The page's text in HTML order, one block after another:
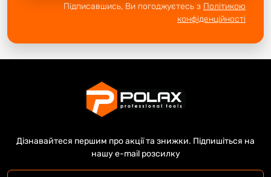
Підписавшись, Ви погоджуєтесь з Політикою
конфіденційності
Дізнавайтеся першим про акції та знижки. Підпишіться на
нашу e-mail розсилку